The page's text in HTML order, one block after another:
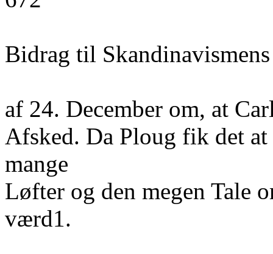
Bidrag til
af 24. December om, at
Afsked. Da Ploug fik det
mange
Løfter og den megen Tale
værd1.